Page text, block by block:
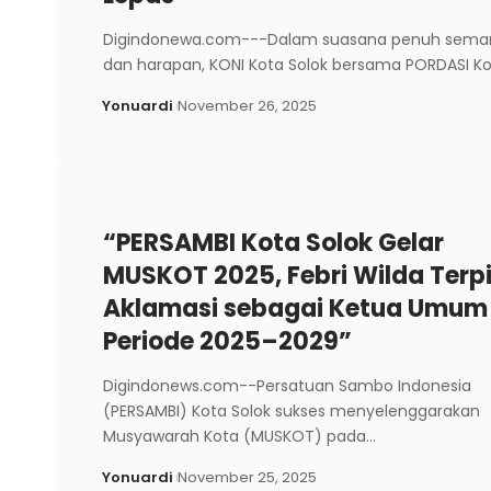
Digindonewa.com---Dalam suasana penuh
dan harapan, KONI Kota Solok bersama PORDASI
Yonuardi November 26, 2025
“PERSAMBI Kota Solok Gelar
MUSKOT 2025, Febri Wilda
Aklamasi sebagai Ketua Umum
Periode 2025–2029”
Digindonews.com--Persatuan Sambo Indonesia
(PERSAMBI) Kota Solok sukses menyelenggarakan
Musyawarah Kota (MUSKOT) pada…
Yonuardi November 25, 2025